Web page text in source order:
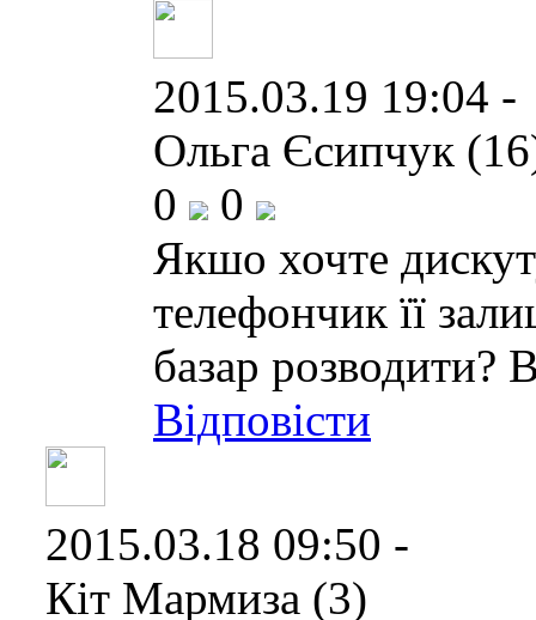
2015.03.19 19:04 -
Ольга Єсипчук
0
0
Якшо хочте
телефончик її
базар розводити?
Відповісти
2015.03.18 09:50 -
Кіт Мармиза (3)